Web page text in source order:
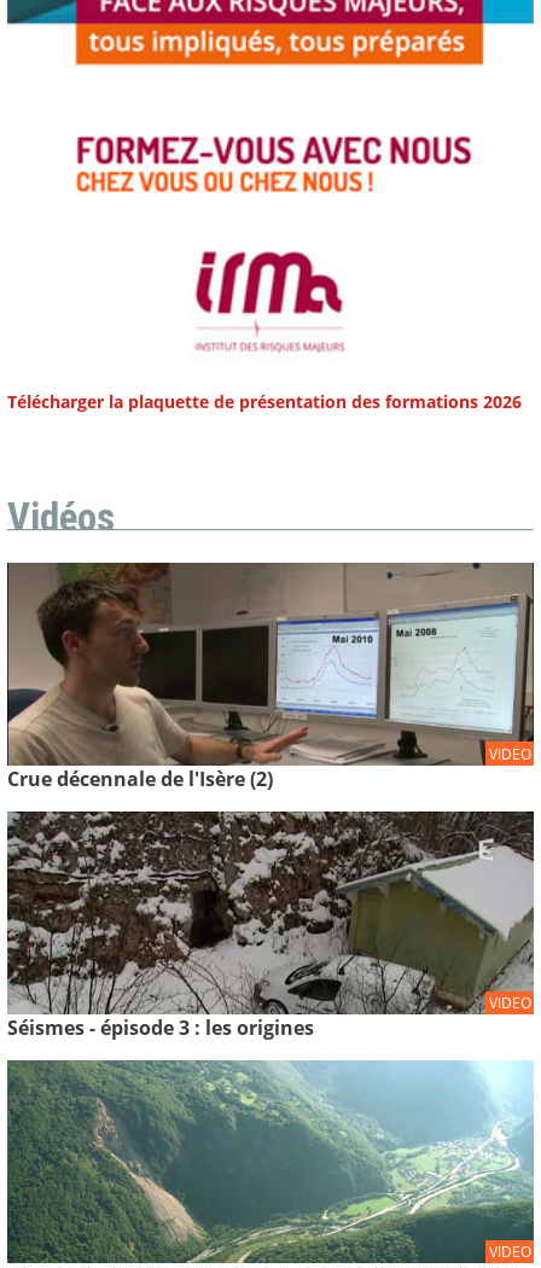
Télécharger la plaquette de présentation des formations 2026
Vidéos
VIDEO
Crue décennale de l'Isère (2)
VIDEO
Séismes - épisode 3 : les origines
VIDEO